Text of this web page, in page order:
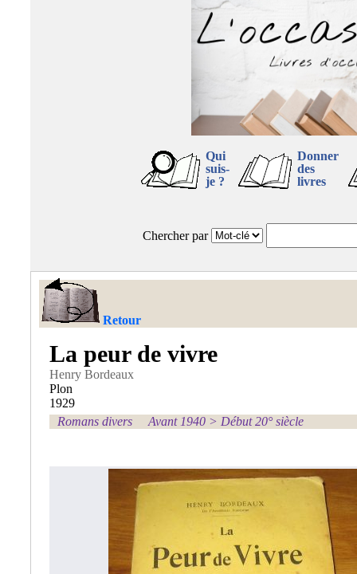
Qui
suis-
je ?
Donner
des
livres
Chercher par
Retour
La peur de vivre
Henry Bordeaux
Plon
1929
Romans divers
Avant 1940 > Début 20° siècle